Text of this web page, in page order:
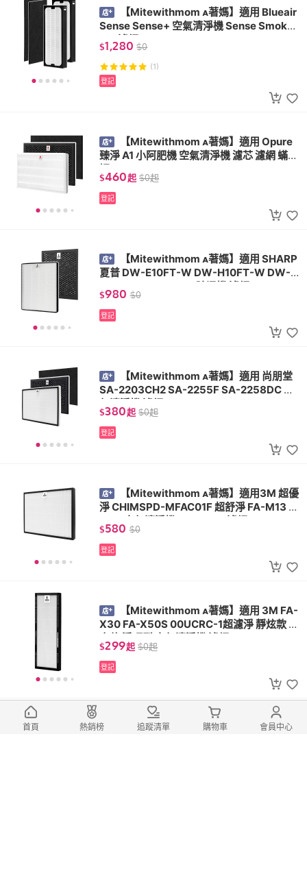
【Mitewithmom 著媽】適用 Blueair
Sense Sense+ 空氣清淨機 Sense SmokeS
top 濾網
$1,280 $0
(1)
登記
【Mitewithmom 著媽】適用 Opure
臻淨 A1 小阿肥機 空氣清淨機 濾芯 濾網 蟎著
媽
$460起 $0起
登記
【Mitewithmom 著媽】適用 SHARP
夏普 DW-E10FT-W DW-H10FT-W DW-H
12FT-W DW-L12FT 除濕機 濾網
$980 $0
登記
【Mitewithmom 著媽】適用 尚朋堂
SA-2203CH2 SA-2255F SA-2258DC 空
氣清淨機 濾網 SA-T55 SA-H360
$380起 $0起
登記
【Mitewithmom 著媽】適用3M 超優
淨 CHIMSPD-MFAC01F 超舒淨 FA-M13 M
13-F 空氣清淨機 M13-ORF 濾網
$580 $0
登記
【Mitewithmom 著媽】適用 3M FA-
X30 FA-X50S 00UCRC-1超濾淨 靜炫款 靜
音款 淨巧型 空氣清淨機 濾網
$299起 $0起
登記
【Mitewithmom 著媽】濾網 適用 3
首頁 熱銷榜 追蹤清單 購物車 會員中心